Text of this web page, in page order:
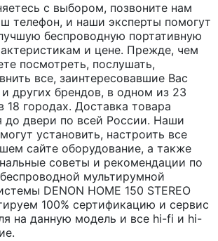
с выбором, позвоните нам
телефон, и наши эксперты помогут
беспроводную портативную
и цене. Прежде, чем
посмотреть, послушать,
все, заинтересовавшие Вас
и других брендов, в одном из 23
18 городах. Доставка товара
до двери по всей России. Наши
установить, настроить все
сайте оборудование, а также
советы и рекомендации по
мультирумной
DENON HOME 150 STEREO
100% сертификацию и сервис
на данную модель и все hi-fi и hi-